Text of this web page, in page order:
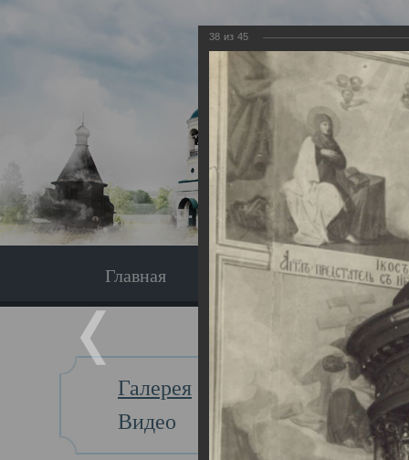
Главная Экскурсия
Галерея
Видео
Главная
38 из 45